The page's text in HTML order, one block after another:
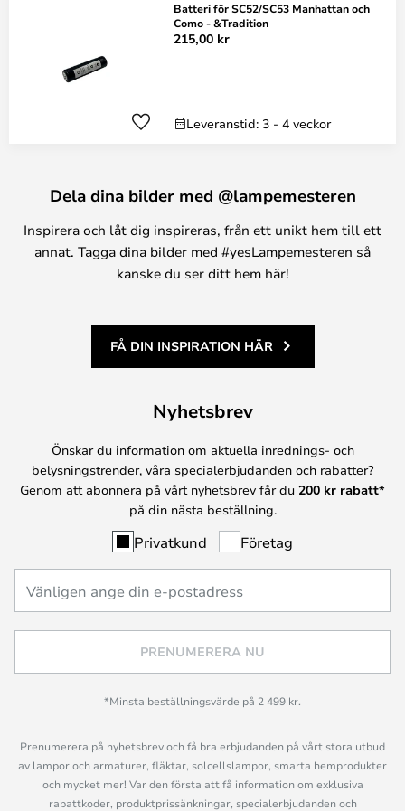
Batteri för SC52/SC53 Manhattan och
Como - &Tradition
215,00 kr
Leveranstid: 3 - 4 veckor
Dela dina bilder med @lampemesteren
Inspirera och låt dig inspireras, från ett unikt hem till ett
annat. Tagga dina bilder med #yesLampemesteren så
kanske du ser ditt hem här!
FÅ DIN INSPIRATION HÄR
Nyhetsbrev
Önskar du information om aktuella inrednings- och
belysningstrender, våra specialerbjudanden och rabatter?
Genom att abonnera på vårt nyhetsbrev får du 200 kr rabatt*
på din nästa beställning.
Privatkund Företag
PRENUMERERA NU
*Minsta beställningsvärde på 2 499 kr.
Prenumerera på nyhetsbrev och få bra erbjudanden på vårt stora utbud
av lampor och armaturer, fläktar, solcellslampor, smarta hemprodukter
och mycket mer! Var den första att få information om exklusiva
rabattkoder, produktprissänkningar, specialerbjudanden och